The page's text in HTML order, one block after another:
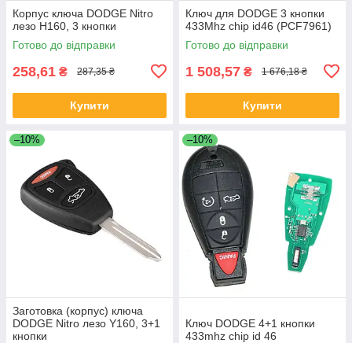
Корпус ключа DODGE Nitro
лезо Н160, 3 кнопки
Готово до відправки
258,61 ₴ 287,35 ₴
Купити
Ключ для DODGE 3 кнопки
433Mhz chip id46 (PCF7961)
Готово до відправки
1 508,57 ₴ 1 676,18 ₴
Купити
–10%
Заготовка (корпус) ключа
DODGE Nitro лезо Y160, 3+1
кнопки
–10%
Ключ DODGE 4+1 кнопки
433mhz chip id 46